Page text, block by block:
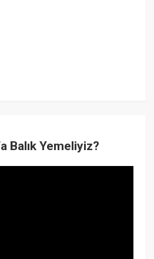
Balık Yemeliyiz?